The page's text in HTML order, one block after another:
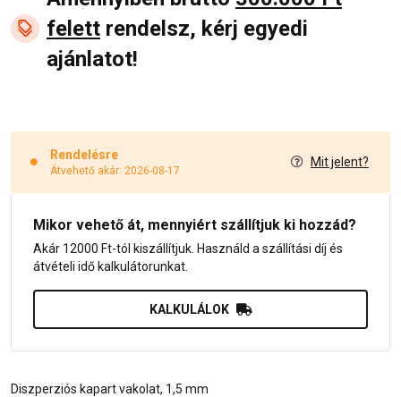
felett rendelsz, kérj egyedi
ajánlatot!
Rendelésre
Átvehető akár: 2026-08-17
Mit jelent?
Mikor vehető át, mennyiért szállítjuk ki hozzád?
Akár 12000 Ft-tól kiszállítjuk. Használd a szállítási díj és
átvételi idő kalkulátorunkat.
KALKULÁLOK
Diszperziós kapart vakolat, 1,5 mm